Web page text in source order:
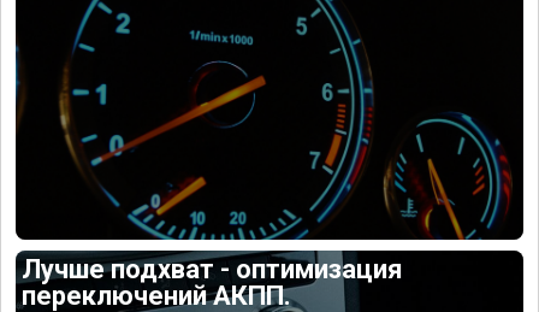
Лучше подхват - оптимизация
переключений АКПП.